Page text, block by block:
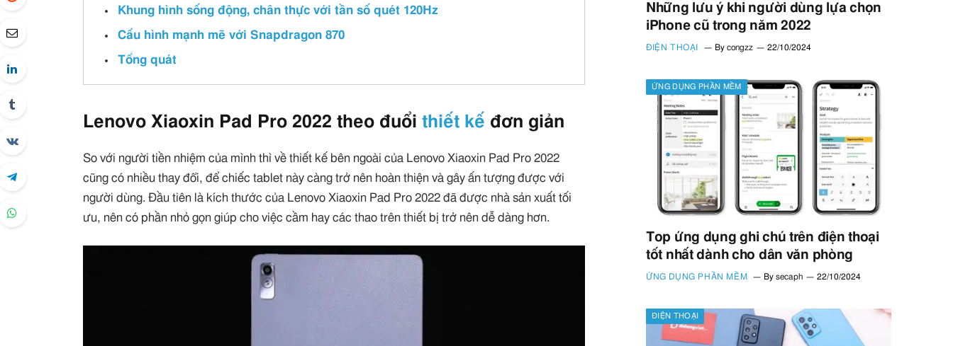
Khung hình sống động, chân thực với tần số quét 120Hz
Cấu hình mạnh mẽ với Snapdragon 870
Tổng quát
Lenovo Xiaoxin Pad Pro 2022 theo đuổithiết kế đơn giản
So với người tiền nhiệm của mình thì về thiết kế bên ngoài của Lenovo Xiaoxin Pad Pro 2022
cũng có nhiều thay đổi, để chiếc tablet này càng trở nên hoàn thiện và gây ấn tượng được với
người dùng. Đầu tiên là kích thước của Lenovo Xiaoxin Pad Pro 2022 đã được nhà sản xuất tối
ưu, nên có phần nhỏ gọn giúp cho việc cầm hay các thao trên thiết bị trở nên dễ dàng hơn.
Những lưu ý khi người dùng lựa chọn
iPhone cũ trong năm 2022
ĐIỆN THOẠI By congzz 22/10/2024
ỨNG DỤNG PHẦN MỀM
Top ứng dụng ghi chú trên điện thoại
tốt nhất dành cho dân văn phòng
ỨNG DỤNG PHẦN MỀM By secaph 22/10/2024
ĐIỆN THOẠI